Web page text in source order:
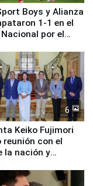
Boys y Alianza
1-1 en el
por el
6
Keiko Fujimori
con el
la nación y